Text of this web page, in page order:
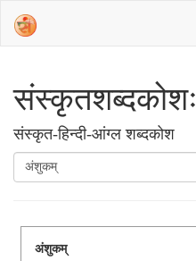
संस्‍कृतशब्‍दकोशः
संस्‍कृत-हिन्दी-आंग्ल शब्दकोश
अंशुकम्